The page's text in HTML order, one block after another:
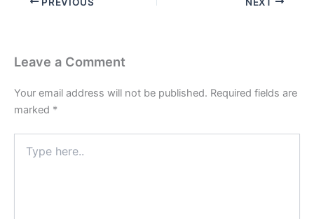
Leave a Comment
Your email address will not be published. Required fields are
marked *
here..